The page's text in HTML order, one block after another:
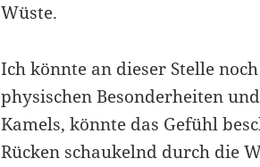
Wüste.
Ich könnte an dieser Stelle
physischen Besonderheiten
Kamels, könnte das Gefühl
Rücken schaukelnd durch die